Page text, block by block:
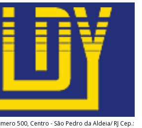
500, Centro - São Pedro da Aldeia/ RJ Cep.: